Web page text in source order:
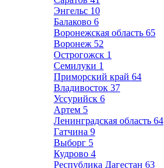
Энгельс 10
Балаково 6
Воронежская область 65
Воронеж 52
Острогожск 1
Семилуки 1
Приморский край 64
Владивосток 37
Уссурийск 6
Артем 5
Ленинградская область 64
Гатчина 9
Выборг 5
Кудрово 4
Республика Дагестан 63